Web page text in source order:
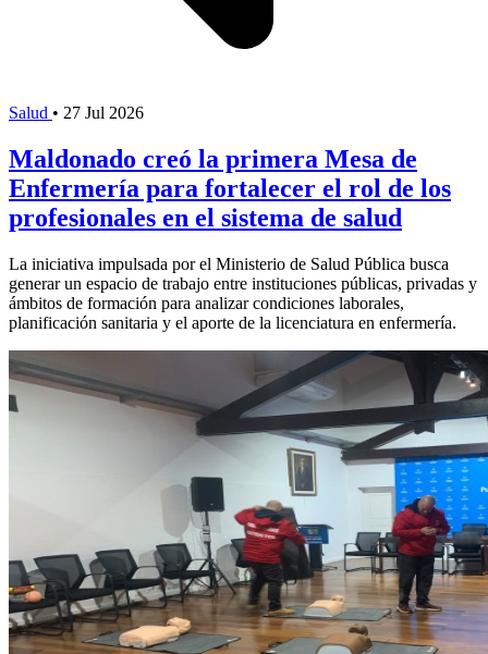
Salud • 27 Jul 2026
Maldonado creó la primera Mesa de
Enfermería para fortalecer el rol de los
profesionales en el sistema de salud
La iniciativa impulsada por el Ministerio de Salud Pública busca
generar un espacio de trabajo entre instituciones públicas, privadas y
ámbitos de formación para analizar condiciones laborales,
planificación sanitaria y el aporte de la licenciatura en enfermería.